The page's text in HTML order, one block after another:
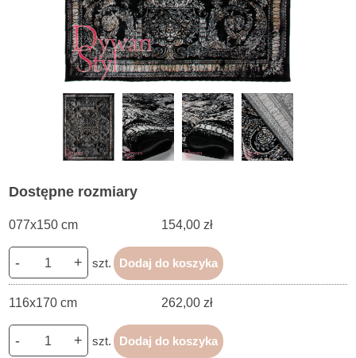
Dostępne rozmiary
077x150 cm 154,00 zł
- + szt. Dodaj do koszyka
116x170 cm 262,00 zł
- + szt. Dodaj do koszyka